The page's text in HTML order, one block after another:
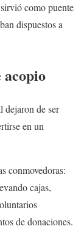
como puente
dispuestos a
acopio
dejaron de ser
en un
conmovedoras:
cajas,
de donaciones.